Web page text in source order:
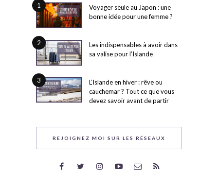
1
Voyager seule au Japon : une
bonne idée pour une femme ?
2
Les indispensables à avoir dans
sa valise pour l’Islande
3
L’Islande en hiver : rêve ou
cauchemar ? Tout ce que vous
devez savoir avant de partir
REJOIGNEZ MOI SUR LES RÉSEAUX